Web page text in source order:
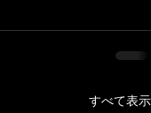
すべて表示